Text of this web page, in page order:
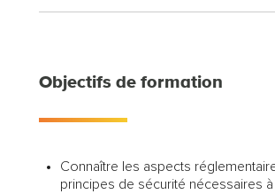
Objectifs de formation
Connaître les aspects
principes de sécurité nécessaires